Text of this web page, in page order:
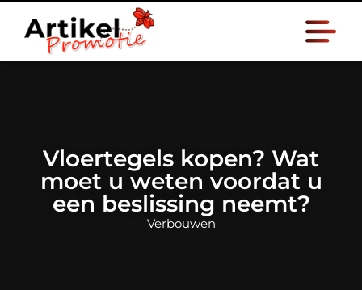
Vloertegels kopen? Wat
moet u weten voordat u
een beslissing neemt?
Verbouwen